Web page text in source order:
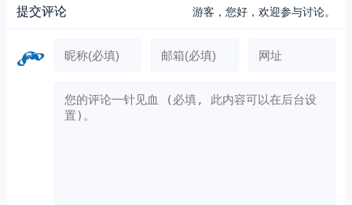
提交评论 游客，您好，欢迎参与讨论。